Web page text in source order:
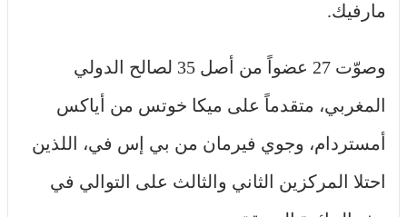
مارفيك.
وصوّت 27 عضواً من أصل 35 لصالح الدولي
المغربي، متقدماً على ميكا خوتس من أياكس
أمستردام، وجوي فيرمان من بي إس في، اللذين
احتلا المركزين الثاني والثالث على التوالي في